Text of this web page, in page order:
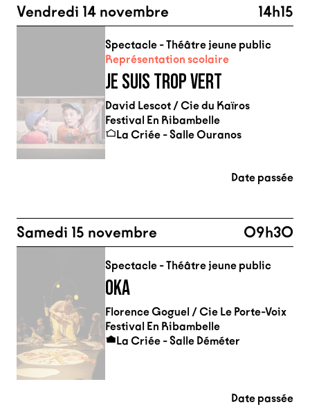
Vendredi 14 novembre 14h15
Spectacle - Théâtre jeune public
Représentation scolaire
JE SUIS TROP VERT
David Lescot / Cie du Kaïros
Festival En Ribambelle
La Criée - Salle Ouranos
Date passée
Samedi 15 novembre 09h30
Spectacle - Théâtre jeune public
OKA
Florence Goguel / Cie Le Porte-Voix
Festival En Ribambelle
La Criée - Salle Déméter
Date passée